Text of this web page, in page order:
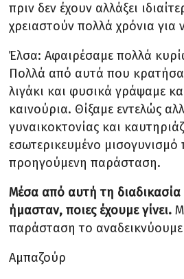
πριν δεν έχουν αλλάξει
χρειαστούν πολλά χρόνια για
Έλσα: Αφαιρέσαμε πολλά
Πολλά από αυτά που
λιγάκι και φυσικά γράψαμε
καινούρια. Θίξαμε εντελώς
γυναικοκτονίας και
εσωτερικευμένο μισογυνισμό
προηγούμενη παράσταση.
Μέσα από αυτή τη διαδικασία
ήμασταν, ποιες έχουμε γίνει.
παράσταση το
Αμπαζούρ